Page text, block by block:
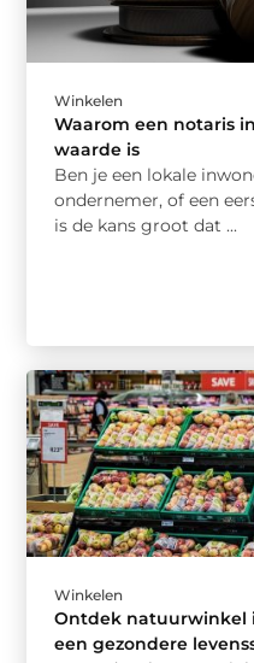
Winkelen
Waarom een notaris
waarde is
Ben je een lokale
ondernemer, of een
is de kans groot dat ...
Winkelen
Ontdek natuurwinkel
een gezondere